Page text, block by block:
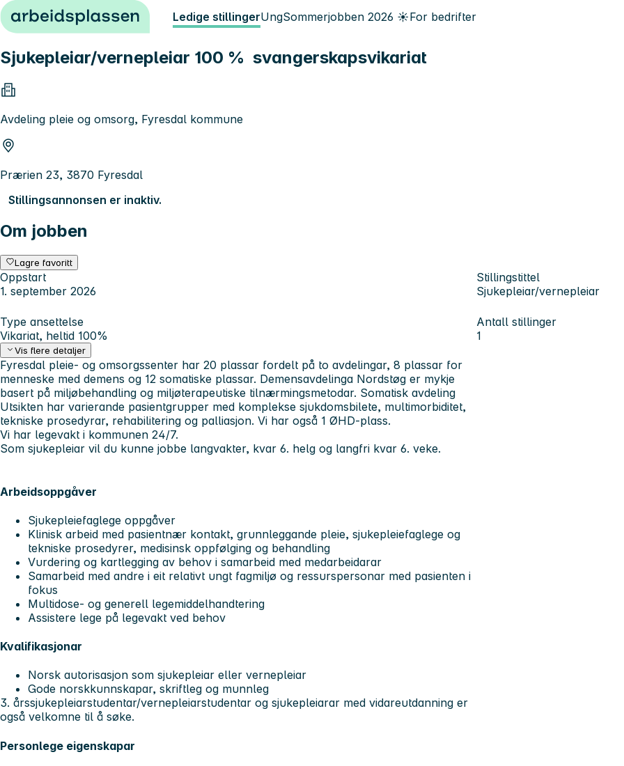
Hopp til innhold Ledige stillingerUngSommerjobben 2026 ☀️For bedrifter
Sjukepleiar/vernepleiar 100 % svangerskapsvikariat
Avdeling pleie og omsorg, Fyresdal kommune
Prærien 23, 3870 Fyresdal
Stillingsannonsen er inaktiv.
Om jobben
Lagre favoritt
Oppstart
1. september 2026
Stillingstittel
Sjukepleiar/vernepleiar
Type ansettelse
Vikariat, heltid 100%
Antall stillinger
1
Vis flere detaljer
Fyresdal pleie- og omsorgssenter har 20 plassar fordelt på to avdelingar, 8 plassar for
menneske med demens og 12 somatiske plassar. Demensavdelinga Nordstøg er mykje
basert på miljøbehandling og miljøterapeutiske tilnærmingsmetodar. Somatisk avdeling
Utsikten har varierande pasientgrupper med komplekse sjukdomsbilete, multimorbiditet,
tekniske prosedyrar, rehabilitering og palliasjon. Vi har også 1 ØHD-plass.
Vi har legevakt i kommunen 24/7.
Som sjukepleiar vil du kunne jobbe langvakter, kvar 6. helg og langfri kvar 6. veke.
Arbeidsoppgåver
Sjukepleiefaglege oppgåver
Klinisk arbeid med pasientnær kontakt, grunnleggande pleie, sjukepleiefaglege og
tekniske prosedyrer, medisinsk oppfølging og behandling
Vurdering og kartlegging av behov i samarbeid med medarbeidarar
Samarbeid med andre i eit relativt ungt fagmiljø og ressurspersonar med pasienten i
fokus
Multidose- og generell legemiddelhandtering
Assistere lege på legevakt ved behov
Kvalifikasjonar
Norsk autorisasjon som sjukepleiar eller vernepleiar
Gode norskkunnskapar, skriftleg og munnleg
3. årssjukepleiarstudentar/vernepleiarstudentar og sjukepleiarar med vidareutdanning er
også velkomne til å søke.
Personlege eigenskapar